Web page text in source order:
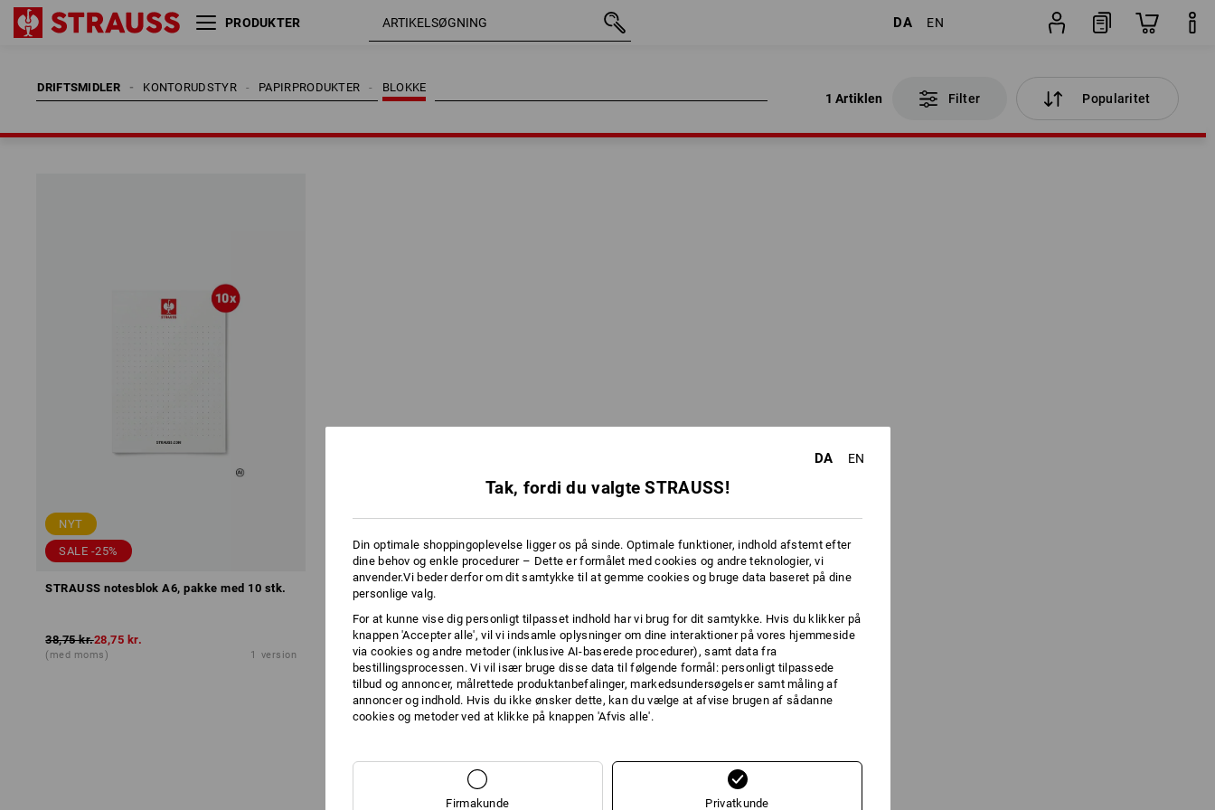
PRODUKTER DA EN
DRIFTSMIDLER BLOKKE
PAPIRPRODUKTER
KONTORUDSTYR
1 Artiklen Filter Popularitet
DRIFTSMIDLER BLOKKE
PAPIRPRODUKTER
KONTORUDSTYR
1 Artiklen Filter Popularitet
NYT
SALE -25%
STRAUSS notesblok A6, pakke med 10 stk.
38,75 kr.28,75 kr.
(med moms) 1 version
Du har allerede set 1 af 1 varer.
DA EN
Tak, fordi du valgte STRAUSS!
Din optimale shoppingoplevelse ligger os på sinde. Optimale funktioner, indhold afstemt efter
dine behov og enkle procedurer – Dette er formålet med cookies og andre teknologier, vi
anvender.Vi beder derfor om dit samtykke til at gemme cookies og bruge data baseret på dine
personlige valg.
For at kunne vise dig personligt tilpasset indhold har vi brug for dit samtykke. Hvis du klikker på
knappen 'Accepter alle', vil vi indsamle oplysninger om dine interaktioner på vores hjemmeside
via cookies og andre metoder (inklusive AI-baserede procedurer), samt data fra
bestillingsprocessen. Vi vil især bruge disse data til følgende formål: personligt tilpassede
tilbud og annoncer, målrettede produktanbefalinger, markedsundersøgelser samt måling af
annoncer og indhold. Hvis du ikke ønsker dette, kan du vælge at afvise brugen af sådanne
cookies og metoder ved at klikke på knappen 'Afvis alle'.
Firmakunde Privatkunde